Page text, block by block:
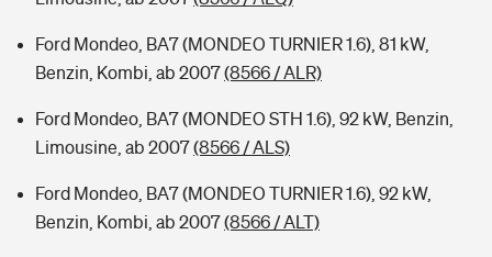
Ford Mondeo, BA7 (MONDEO TURNIER 1.6), 81 kW,
Benzin, Kombi, ab 2007(8566 / ALR)
Ford Mondeo, BA7 (MONDEO STH 1.6), 92 kW, Benzin,
Limousine, ab 2007(8566 / ALS)
Ford Mondeo, BA7 (MONDEO TURNIER 1.6), 92 kW,
Benzin, Kombi, ab 2007(8566 / ALT)